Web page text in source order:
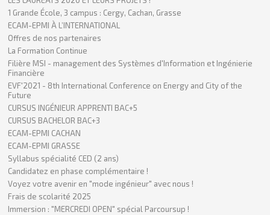
1 Grande École, 3 campus : Cergy, Cachan, Grasse
ECAM-EPMI À L’INTERNATIONAL
Offres de nos partenaires
La Formation Continue
Filière MSI - management des Systèmes d'Information et Ingénierie
Financière
EVF'2021 - 8th International Conference on Energy and City of the
Future
CURSUS INGÉNIEUR APPRENTI BAC+5
CURSUS BACHELOR BAC+3
ECAM-EPMI CACHAN
ECAM-EPMI GRASSE
Syllabus spécialité CED (2 ans)
Candidatez en phase complémentaire !
Voyez votre avenir en "mode ingénieur" avec nous !
Frais de scolarité 2025
Immersion : "MERCREDI OPEN" spécial Parcoursup !